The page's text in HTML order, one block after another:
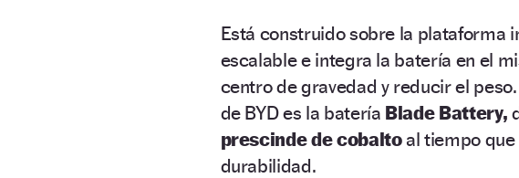
Está construido sobre la plataforma
escalable e integra la batería en el
centro de gravedad y reducir el
de BYD es la batería Blade Battery,
prescinde de cobaltoal tiempo
durabilidad.